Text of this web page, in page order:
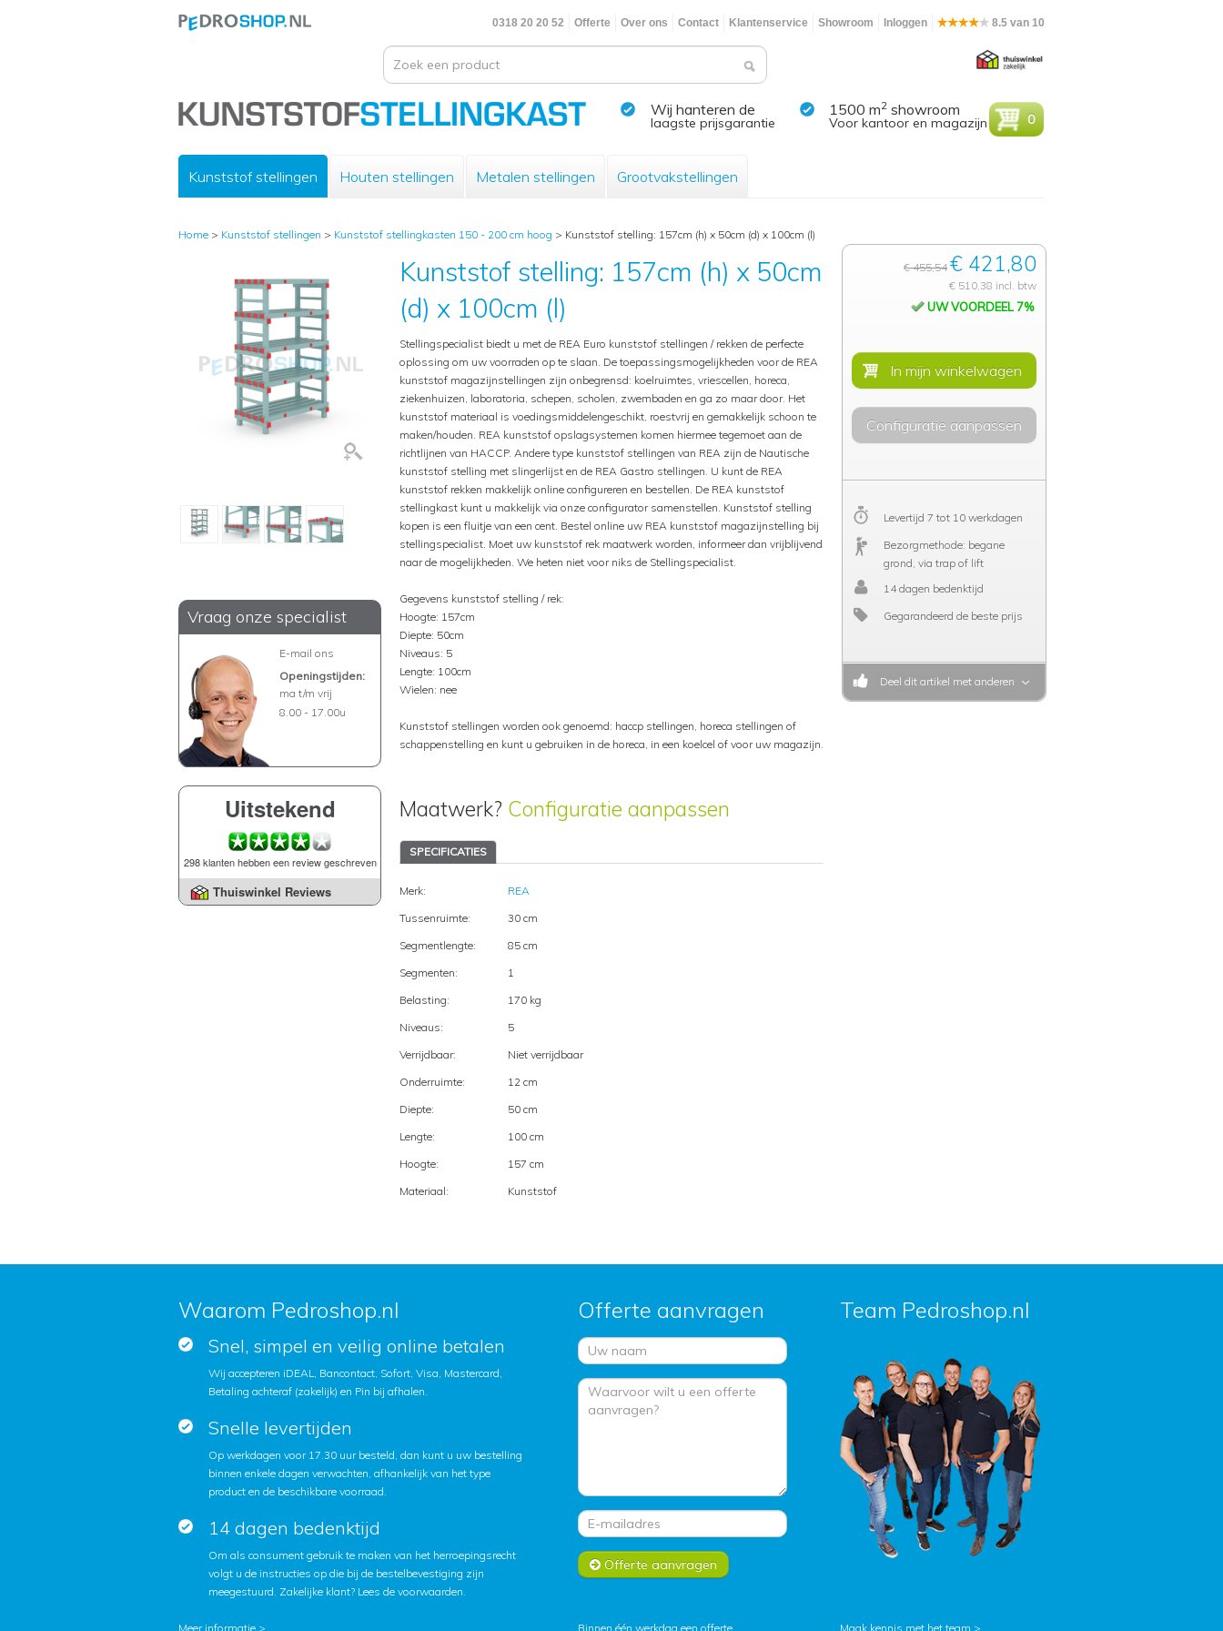
0318 20 20 52 Offerte Over ons Contact Klantenservice Showroom Inloggen 8.5 van 10
Wij hanteren de
laagste prijsgarantie
1500 m2 showroom
Voor kantoor en magazijn 0
Kunststof stellingen Houten stellingen Metalen stellingen Grootvakstellingen
Home > Kunststof stellingen > Kunststof stellingkasten 150 - 200 cm hoog > Kunststof stelling: 157cm (h) x 50cm (d) x 100cm (l)
Vraag onze specialist
E-mail ons
Openingstijden:
ma t/m vrij
8.00 - 17.00u
Uitstekend
298 klanten hebben een review geschreven
Thuiswinkel Reviews
Kunststof stelling: 157cm (h) x 50cm
(d) x 100cm (l)
Stellingspecialist biedt u met de REA Euro kunststof stellingen / rekken de perfecte
oplossing om uw voorraden op te slaan. De toepassingsmogelijkheden voor de REA
kunststof magazijnstellingen zijn onbegrensd: koelruimtes, vriescellen, horeca,
ziekenhuizen, laboratoria, schepen, scholen, zwembaden en ga zo maar door. Het
kunststof materiaal is voedingsmiddelengeschikt, roestvrij en gemakkelijk schoon te
maken/houden. REA kunststof opslagsystemen komen hiermee tegemoet aan de
richtlijnen van HACCP. Andere type kunststof stellingen van REA zijn de Nautische
kunststof stelling met slingerlijst en de REA Gastro stellingen. U kunt de REA
kunststof rekken makkelijk online configureren en bestellen. De REA kunststof
stellingkast kunt u makkelijk via onze configurator samenstellen. Kunststof stelling
kopen is een fluitje van een cent. Bestel online uw REA kunststof magazijnstelling bij
stellingspecialist. Moet uw kunststof rek maatwerk worden, informeer dan vrijblijvend
naar de mogelijkheden. We heten niet voor niks de Stellingspecialist.
Gegevens kunststof stelling / rek:
Hoogte: 157cm
Diepte: 50cm
Niveaus: 5
Lengte: 100cm
Wielen: nee
Kunststof stellingen worden ook genoemd: haccp stellingen, horeca stellingen of
schappenstelling en kunt u gebruiken in de horeca, in een koelcel of voor uw magazijn.
Maatwerk? Configuratie aanpassen
SPECIFICATIES
Merk:
REA
Tussenruimte:
30 cm
Segmentlengte:
85 cm
Segmenten:
1
Belasting:
170 kg
Niveaus:
5
Verrijdbaar:
Niet verrijdbaar
Onderruimte:
12 cm
Diepte:
50 cm
Lengte:
100 cm
Hoogte:
157 cm
Materiaal:
Kunststof
€ 455,54 € 421,80
€ 510,38 incl. btw
UW VOORDEEL 7%
Configuratie aanpassen
Levertijd 7 tot 10 werkdagen
Bezorgmethode: begane
grond, via trap of lift
14 dagen bedenktijd
Gegarandeerd de beste prijs
Deel dit artikel met anderen
Waarom Pedroshop.nl
Snel, simpel en veilig online betalen
Wij accepteren iDEAL, Bancontact, Sofort, Visa, Mastercard,
Betaling achteraf (zakelijk) en Pin bij afhalen.
Snelle levertijden
Op werkdagen voor 17.30 uur besteld, dan kunt u uw bestelling
binnen enkele dagen verwachten, afhankelijk van het type
product en de beschikbare voorraad.
14 dagen bedenktijd
Om als consument gebruik te maken van het herroepingsrecht
volgt u de instructies op die bij de bestelbevestiging zijn
meegestuurd. Zakelijke klant? Lees de voorwaarden.
Offerte aanvragen
Offerte aanvragen
Team Pedroshop.nl
Meer informatie > Binnen één werkdag een offerte Maak kennis met het team >